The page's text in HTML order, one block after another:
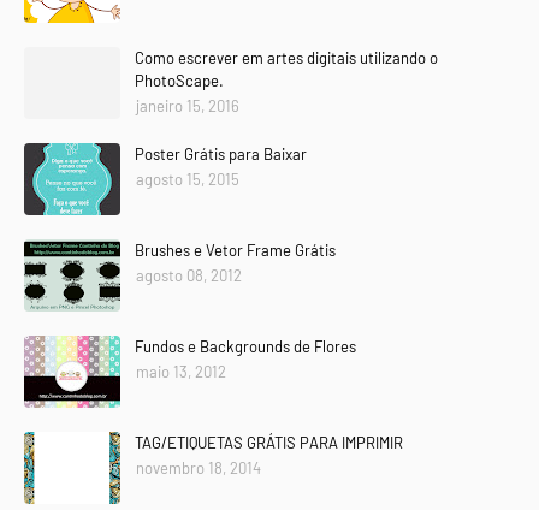
Como escrever em artes digitais utilizando o
PhotoScape.
janeiro 15, 2016
Poster Grátis para Baixar
agosto 15, 2015
Brushes e Vetor Frame Grátis
agosto 08, 2012
Fundos e Backgrounds de Flores
maio 13, 2012
TAG/ETIQUETAS GRÁTIS PARA IMPRIMIR
novembro 18, 2014